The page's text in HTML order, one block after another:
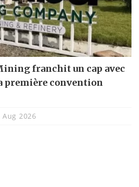
franchit un cap avec
première convention
Aug 2026